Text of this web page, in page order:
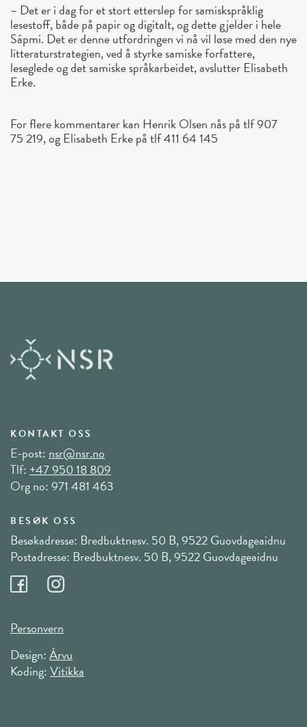
– Det er i dag for et stort etterslep for samiskspråklig
lesestoff, både på papir og digitalt, og dette gjelder i hele
Sápmi. Det er denne utfordringen vi nå vil løse med den nye
litteraturstrategien, ved å styrke samiske forfattere,
leseglede og det samiske språkarbeidet, avslutter Elisabeth
Erke.
For flere kommentarer kan Henrik Olsen nås på tlf 907
75 219, og Elisabeth Erke på tlf 411 64 145
KONTAKT OSS
E-post:nsr@nsr.no
Tlf:+47 950 18 809
Org no: 971 481 463
BESØK OSS
Besøkadresse: Bredbuktnesv. 50 B, 9522 Guovdageaidnu
Postadresse: Bredbuktnesv. 50 B, 9522 Guovdageaidnu
Personvern
Design:Árvu
Koding:Vitikka